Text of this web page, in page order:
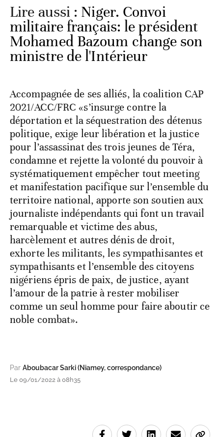
Lire aussi : Niger. Convoi
militaire français: le président
Mohamed Bazoum change son
ministre de l'Intérieur
Accompagnée de ses alliés, la coalition CAP
2021/ACC/FRC «s’insurge contre la
déportation et la séquestration des détenus
politique, exige leur libération et la justice
pour l’assassinat des trois jeunes de Téra,
condamne et rejette la volonté du pouvoir à
systématiquement empêcher tout meeting
et manifestation pacifique sur l’ensemble du
territoire national, apporte son soutien aux
journaliste indépendants qui font un travail
remarquable et victime des abus,
harcèlement et autres dénis de droit,
exhorte les militants, les sympathisantes et
sympathisants et l’ensemble des citoyens
nigériens épris de paix, de justice, ayant
l’amour de la patrie à rester mobiliser
comme un seul homme pour faire aboutir ce
noble combat».
Par Aboubacar Sarki (Niamey, correspondance)
Le 09/01/2022 à 08h35